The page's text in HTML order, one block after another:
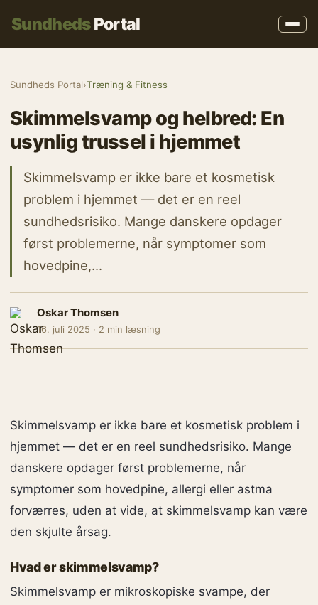
SundhedsPortal
Sundheds Portal›Træning & Fitness
Skimmelsvamp og helbred: En
usynlig trussel i hjemmet
Skimmelsvamp er ikke bare et kosmetisk
problem i hjemmet — det er en reel
sundhedsrisiko. Mange danskere opdager
først problemerne, når symptomer som
hovedpine,…
Oskar Thomsen
16. juli 2025 · 2 min læsning
Skimmelsvamp er ikke bare et kosmetisk problem i
hjemmet — det er en reel sundhedsrisiko. Mange
danskere opdager først problemerne, når
symptomer som hovedpine, allergi eller astma
forværres, uden at vide, at skimmelsvamp kan være
den skjulte årsag.
Hvad er skimmelsvamp?
Skimmelsvamp er mikroskopiske svampe, der